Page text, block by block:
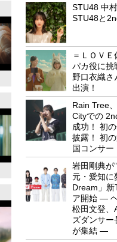
STU48 中
STU48と
＝ＬＯＶ
パカ役に挑
野口衣織さ
出演！
Rain Tree
Cityでの
成功！ 初
披露！ 初
国コンサー
岩田剛典が
元・愛知に
Dream」新
ア開始 ―
松田文登、
ズダンサー
が集結 ―